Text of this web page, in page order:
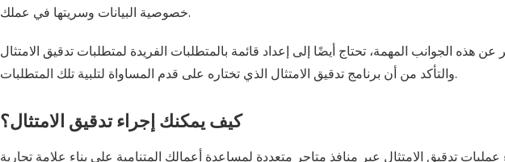
خصوصية البيانات وسريتها في عملك.
هذه الجوانب المهمة، تحتاج أيضًا إلى إعداد قائمة بالمتطلبات الفريدة لمتطلبات تدقيق الامتثال
والتأكد من أن برنامج تدقيق الامتثال الذي تختاره على قدم المساواة لتلبية تلك المتطلبات.
كيف يمكنك إجراء تدقيق الامتثال؟
عمليات تدقيق الامتثال عبر منافذ متاجر متعددة لمساعدة أعمالك المتنامية على بناء علامة تجارية